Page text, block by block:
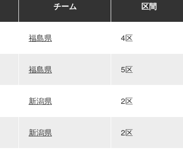
チーム 区間
福島県 4区
福島県 5区
新潟県 2区
新潟県 2区